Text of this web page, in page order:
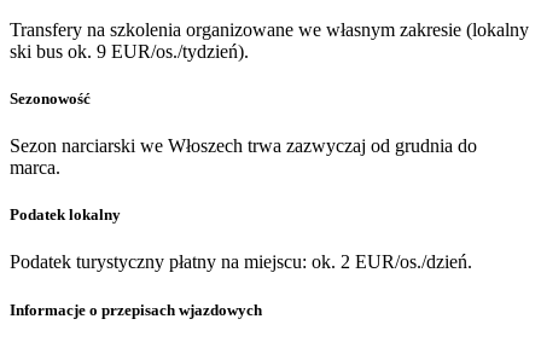
Transfery na szkolenia organizowane we własnym zakresie (lokalny
ski bus ok. 9 EUR/os./tydzień).
Sezonowość
Sezon narciarski we Włoszech trwa zazwyczaj od grudnia do
marca.
Podatek lokalny
Podatek turystyczny płatny na miejscu: ok. 2 EUR/os./dzień.
Informacje o przepisach wjazdowych